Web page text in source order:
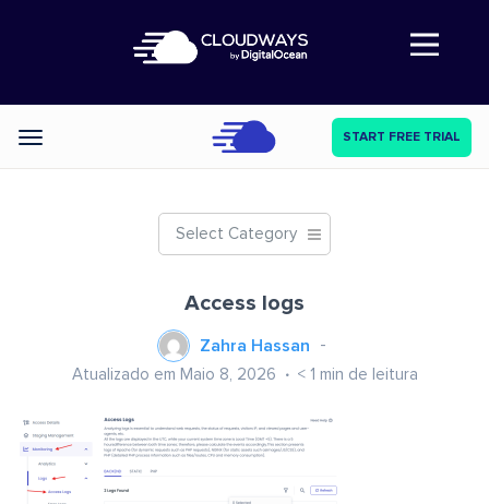
Abre a navegação
Categories START FREE TRIAL
Select Category
Access logs
Zahra Hassan
Atualizado em Maio 8, 2026 < 1 min de leitura